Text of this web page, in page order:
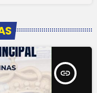
insert_link